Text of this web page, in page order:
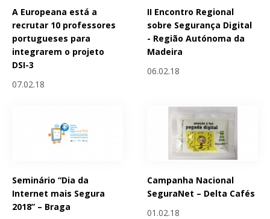
A Europeana está a
recrutar 10 professores
portugueses para
integrarem o projeto
DSI-3
07.02.18
II Encontro Regional
sobre Segurança Digital
- Região Autónoma da
Madeira
06.02.18
Seminário “Dia da
Internet mais Segura
2018” – Braga
Campanha Nacional
SeguraNet – Delta Cafés
01.02.18